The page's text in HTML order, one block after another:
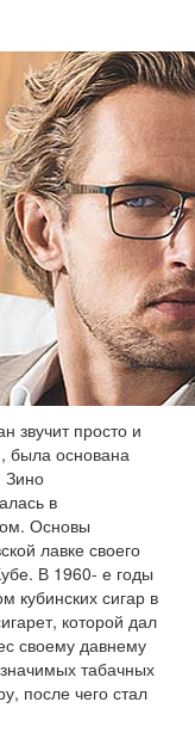
звучит просто и
была основана
Зино
в
Основы
лавке своего
В 1960- е годы
кубинских сигар в
которой дал
своему давнему
табачных
после чего стал